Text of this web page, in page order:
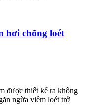
hơi chống loét
được thiết kế ra không
ngừa viêm loét trở